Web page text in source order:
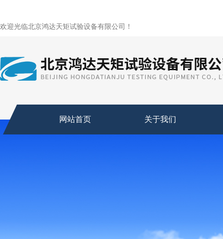
欢迎光临北京鸿达天矩试验设备有限公司！
网站首页 关于我们